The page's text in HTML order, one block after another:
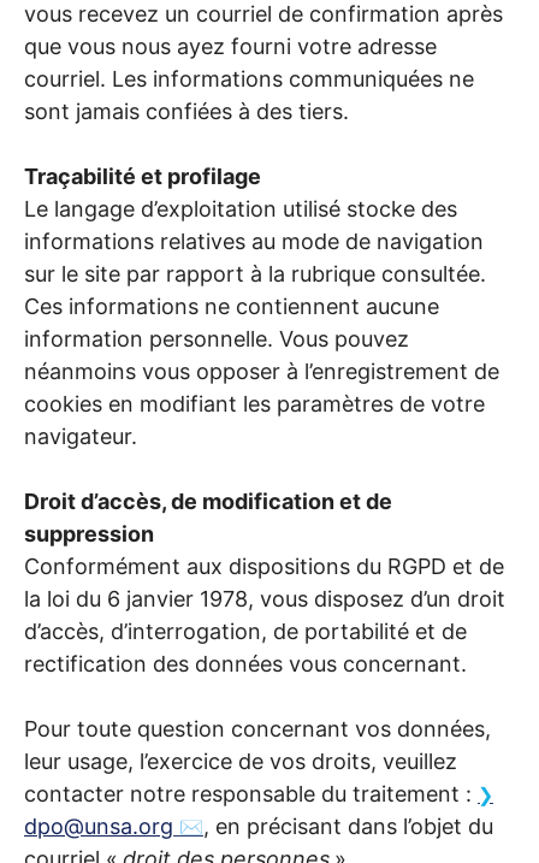
vous recevez un courriel de confirmation après
que vous nous ayez fourni votre adresse
courriel. Les informations communiquées ne
sont jamais confiées à des tiers.
Traçabilité et profilage
Le langage d’exploitation utilisé stocke des
informations relatives au mode de navigation
sur le site par rapport à la rubrique consultée.
Ces informations ne contiennent aucune
information personnelle. Vous pouvez
néanmoins vous opposer à l’enregistrement de
cookies en modifiant les paramètres de votre
navigateur.
Droit d’accès, de modification et de
suppression
Conformément aux dispositions du RGPD et de
la loi du 6 janvier 1978, vous disposez d’un droit
d’accès, d’interrogation, de portabilité et de
rectification des données vous concernant.
Pour toute question concernant vos données,
leur usage, l’exercice de vos droits, veuillez
contacter notre responsable du traitement :
dpo@unsa.org
, en précisant dans l’objet du